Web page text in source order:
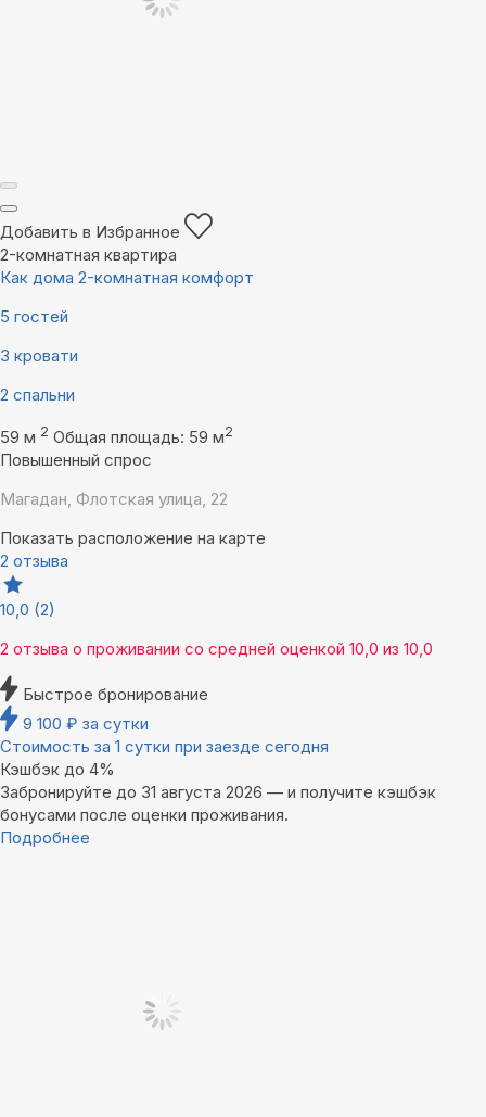
Добавить в Избранное
2-комнатная квартира
Как дома 2-комнатная комфорт
5 гостей
3 кровати
2 спальни
59 м 2 Общая площадь: 59 м2
Повышенный спрос
Магадан, Флотская улица, 22
Показать расположение на карте
2 отзыва
10,0 (2)
2 отзыва о проживании со средней оценкой 10,0 из 10,0
Быстрое бронирование
9 100 ₽ за сутки
Стоимость за 1 сутки при заезде сегодня
Кэшбэк до 4%
Забронируйте до 31 августа 2026 — и получите кэшбэк
бонусами после оценки проживания.
Подробнее